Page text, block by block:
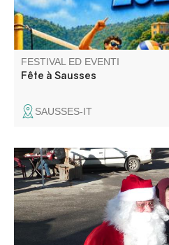
FESTIVAL ED EVENTI
Fête à Sausses
SAUSSES-IT
Ambiance féerique sur la place
gourmand, décoration et jouets.